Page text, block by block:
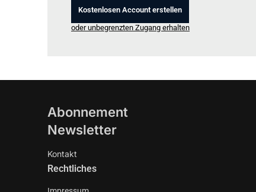
Kostenlosen Account erstellen
oder unbegrenzten Zugang erhalten
Abonnement
Newsletter
Kontakt
Rechtliches